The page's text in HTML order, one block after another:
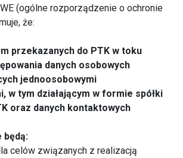
(ogólne rozporządzenie o ochronie
że:
przekazanych do PTK w toku
danych osobowych
jednoosobowymi
w tym działającym w formie spółki
oraz danych kontaktowych
będą:
celów związanych z realizacją